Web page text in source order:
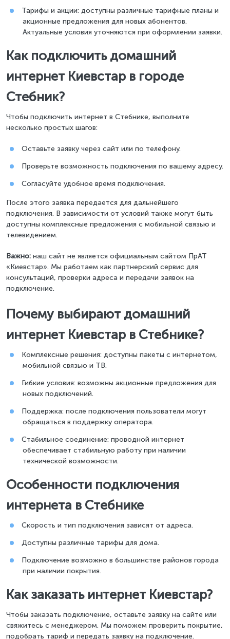
Тарифы и акции: доступны различные тарифные планы и
акционные предложения для новых абонентов.
Актуальные условия уточняются при оформлении заявки.
Как подключить домашний
интернет Киевстар в городе
Стебник?
Чтобы подключить интернет в Стебнике, выполните
несколько простых шагов:
Оставьте заявку через сайт или по телефону.
Проверьте возможность подключения по вашему адресу.
Согласуйте удобное время подключения.
После этого заявка передается для дальнейшего
подключения. В зависимости от условий также могут быть
доступны комплексные предложения с мобильной связью и
телевидением.
Важно: наш сайт не является официальным сайтом ПрАТ
«Киевстар». Мы работаем как партнерский сервис для
консультаций, проверки адреса и передачи заявок на
подключение.
Почему выбирают домашний
интернет Киевстар в Стебнике?
Комплексные решения: доступны пакеты с интернетом,
мобильной связью и ТВ.
Гибкие условия: возможны акционные предложения для
новых подключений.
Поддержка: после подключения пользователи могут
обращаться в поддержку оператора.
Стабильное соединение: проводной интернет
обеспечивает стабильную работу при наличии
технической возможности.
Особенности подключения
интернета в Стебнике
Скорость и тип подключения зависят от адреса.
Доступны различные тарифы для дома.
Подключение возможно в большинстве районов города
при наличии покрытия.
Как заказать интернет Киевстар?
Чтобы заказать подключение, оставьте заявку на сайте или
свяжитесь с менеджером. Мы поможем проверить покрытие,
подобрать тариф и передать заявку на подключение.